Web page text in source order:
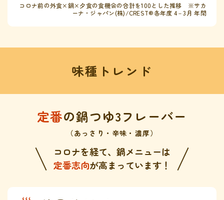
コロナ前の外食×鍋×夕食の食機会の合計を100とした推移 ※サカ
ーナ・ジャパン(株)/CREST®各年度 4－3月 年間
味種トレンド
定番の鍋つゆ3フレーバー
（あっさり・辛味・濃厚）
コロナを経て、鍋メニューは
定番志向が高まっています！